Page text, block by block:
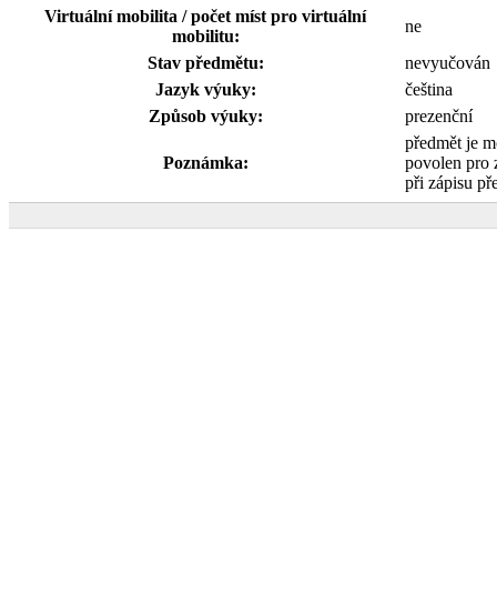
Virtuální mobilita / počet míst pro virtuální
mobilitu:
ne
Stav předmětu:
nevyučován
Jazyk výuky:
čeština
Způsob výuky:
prezenční
Poznámka:
předmět je
povolen pro
při zápisu